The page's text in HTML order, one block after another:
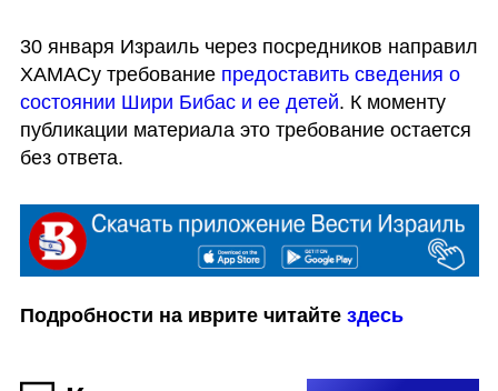
30 января Израиль через посредников направил
ХАМАСу требование предоставить сведения о
состоянии Шири Бибас и ее детей. К моменту
публикации материала это требование остается
без ответа.
Подробности на иврите читайте здесь